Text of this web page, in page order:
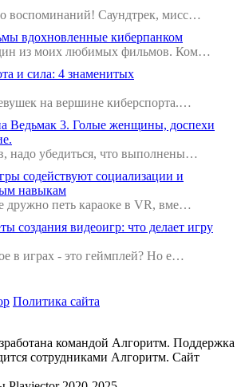
воспоминаний! Саундтрек, мисс…
вдохновленные киберпанком
из моих любимых фильмов. Ком…
и сила: 4 знаменитых
на вершине киберспорта.…
Ведьмак 3. Голые женщины, доспехи
надо убедиться, что выполнены…
содействуют социализации и
навыкам
дружно петь караоке в VR, вме…
создания видеоигр: что делает игру
в играх - это геймплей? Но е…
Политика сайта
командой Алгоритм. Поддержка
сотрудниками Алгоритм. Сайт